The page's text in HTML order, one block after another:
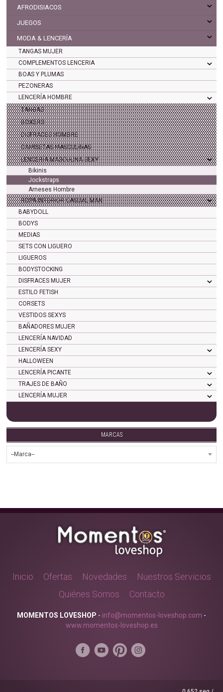
AFRODISIACOS
JUEGOS
MODA & LENCERÍA
TANGAS MUJER
COMPLEMENTOS LENCERIA
BOAS Y PLUMAS
PEZONERAS
LENCERÍA HOMBRE
TANGAS
BOXERS
DISFRACES HOMBRE
CAMISETAS MASCULINAS
LENCERÍA MASCULINA SEXY
Bikinis
Jockstraps
Arneses Hombre
ROPA INTERIOR CASUAL MAN
BABYDOLL
BODYS
MEDIAS
SETS CON LIGUERO
LIGUEROS
BODYSTOCKING
DISFRACES MUJER
ESTILO FETISH
CORSETS
VESTIDOS SEXYS
BAÑADORES MUJER
LENCERÍA NAVIDAD
LENCERÍA SEXY
HALLOWEEN
LENCERÍA PICANTE
TRAJES DE BAÑO
LENCERÍA MUJER
MARCAS
Inicio Ofertas Novedades
Nuestros Servicios
Quiénes Somos
Contacto
MOMENTOS LOVESHOP - info@momentos-loveshop.com -
www.momentos-loveshop.es